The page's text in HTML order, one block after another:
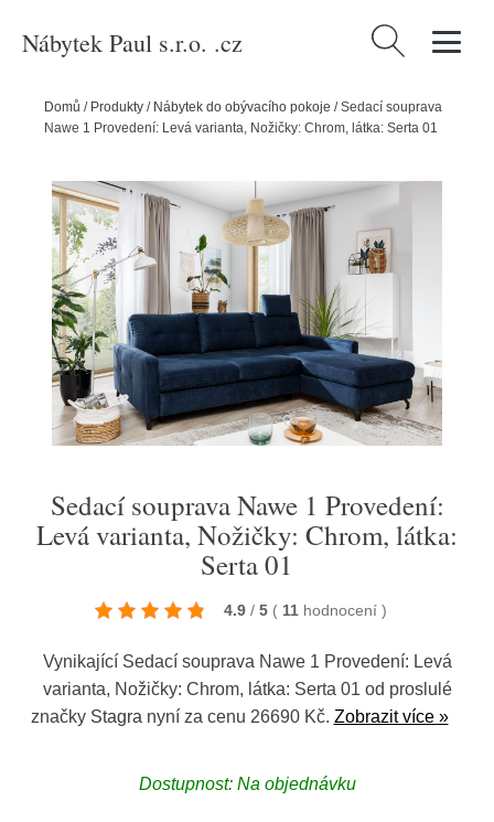
Nábytek Paul s.r.o. .cz Vyhledávání
Domů / Produkty / Nábytek do obývacího pokoje /Sedací souprava
Nawe 1 Provedení: Levá varianta, Nožičky: Chrom, látka: Serta 01
Sedací souprava Nawe 1 Provedení:
Levá varianta, Nožičky: Chrom, látka:
Serta 01
4.9 / 5 ( 11 hodnocení )
Vynikající Sedací souprava Nawe 1 Provedení: Levá
varianta, Nožičky: Chrom, látka: Serta 01 od proslulé
značky Stagra nyní za cenu 26690 Kč. Zobrazit více »
Dostupnost: Na objednávku